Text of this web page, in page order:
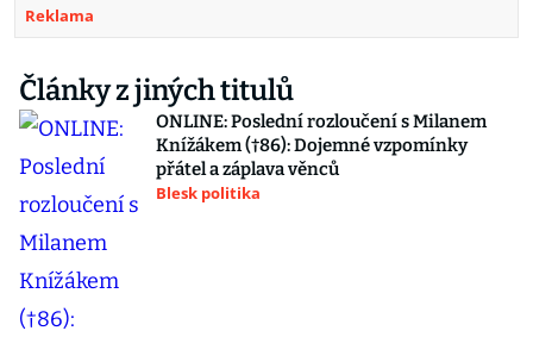
Reklama
Články z jiných titulů
ONLINE: Poslední rozloučení s Milanem
Knížákem (†86): Dojemné vzpomínky
přátel a záplava věnců
Blesk politika